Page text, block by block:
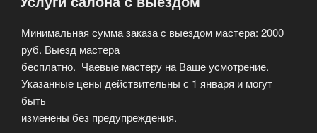
Минимальная сумма заказа c выездом мастера: 2000
руб. Выезд мастера
бесплатно. Чаевые мастеру на Ваше усмотрение.
Указанные цены действительны с 1 января и могут
быть
изменены без предупреждения.